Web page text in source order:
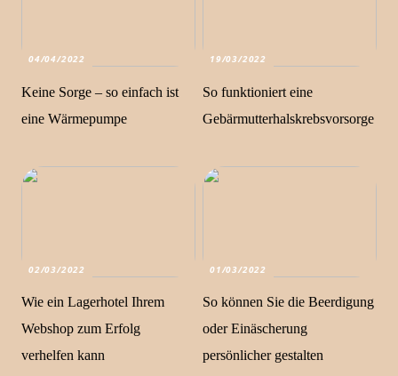
04/04/2022
Keine Sorge – so einfach ist
eine Wärmepumpe
19/03/2022
So funktioniert eine
Gebärmutterhalskrebsvorsorge
02/03/2022
Wie ein Lagerhotel Ihrem
Webshop zum Erfolg
verhelfen kann
01/03/2022
So können Sie die Beerdigung
oder Einäscherung
persönlicher gestalten